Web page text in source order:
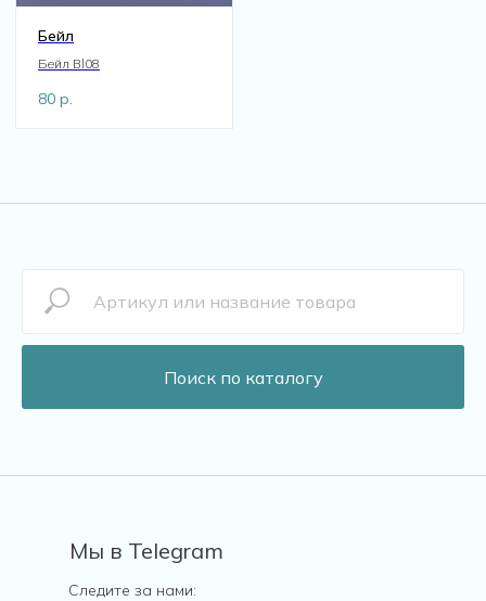
Бейл
Бейл Bl08
80 р.
Поиск по каталогу
Следите за нами:
Мы в Telegram